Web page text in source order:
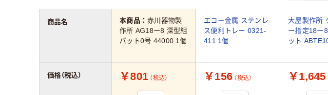
本商品：赤川器物製
作所 AG18ー8 深型組
バット0号 44000 1個
エコー金属 ステンレ
ス便利トレー 0321-
411 1個
大屋製作所
ー指定18ー
ット
￥801 （税込） ￥156 （税込） ￥1,645
商品名
価格（税込）